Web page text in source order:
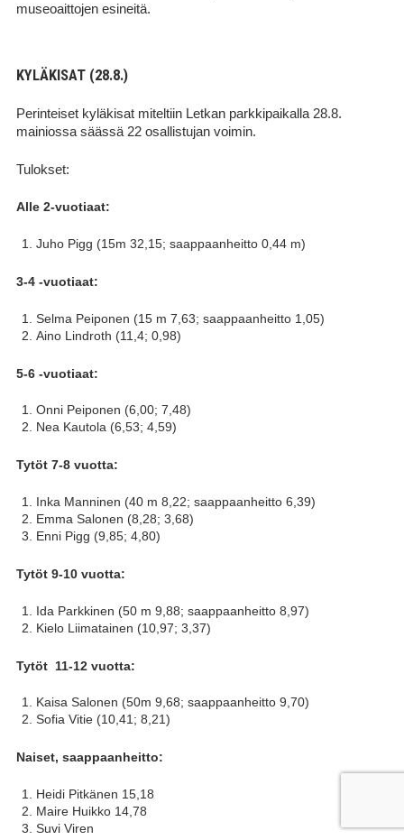
museoaittojen esineitä.
KYLÄKISAT (28.8.)
Perinteiset kyläkisat miteltiin Letkan parkkipaikalla 28.8.
mainiossa säässä 22 osallistujan voimin.
Tulokset:
Alle 2-vuotiaat:
Juho Pigg (15m 32,15; saappaanheitto 0,44 m)
3-4 -vuotiaat:
Selma Peiponen (15 m 7,63; saappaanheitto 1,05)
Aino Lindroth (11,4; 0,98)
5-6 -vuotiaat:
Onni Peiponen (6,00; 7,48)
Nea Kautola (6,53; 4,59)
Tytöt 7-8 vuotta:
Inka Manninen (40 m 8,22; saappaanheitto 6,39)
Emma Salonen (8,28; 3,68)
Enni Pigg (9,85; 4,80)
Tytöt 9-10 vuotta:
Ida Parkkinen (50 m 9,88; saappaanheitto 8,97)
Kielo Liimatainen (10,97; 3,37)
Tytöt 11-12 vuotta:
Kaisa Salonen (50m 9,68; saappaanheitto 9,70)
Sofia Vitie (10,41; 8,21)
Naiset, saappaanheitto:
Heidi Pitkänen 15,18
Maire Huikko 14,78
Suvi Viren